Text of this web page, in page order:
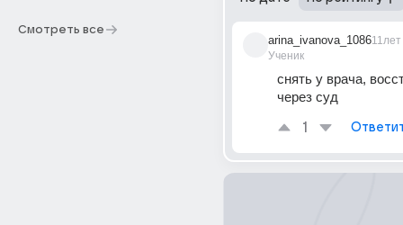
Смотреть все
arina_ivanova_1086
Ученик
11лет
снять у врача,
через суд
1